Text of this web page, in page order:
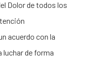
Dolor de todos los
acuerdo con la
luchar de forma